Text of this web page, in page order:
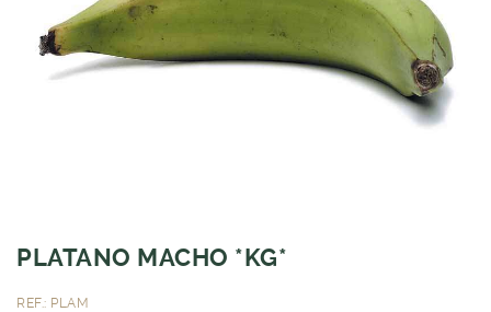
PLATANO MACHO *KG*
REF.: PLAM